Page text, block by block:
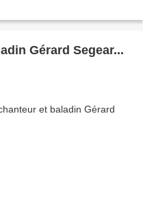
Gérard Segear...